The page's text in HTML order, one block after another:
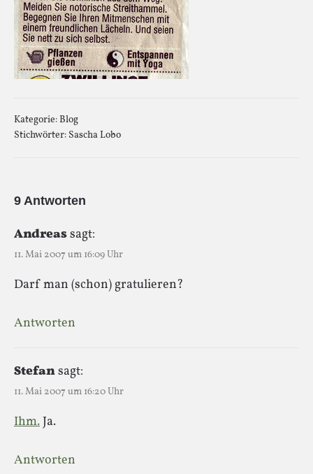
Kategorie:Blog
Stichwörter: Sascha Lobo
9 Antworten
Andreassagt:
11. Mai 2007 um 16:09 Uhr
Darf man (schon) gratulieren?
Antworten
Stefansagt:
11. Mai 2007 um 16:20 Uhr
Ihm. Ja.
Antworten